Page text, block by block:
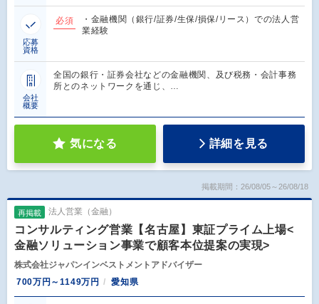
応募
資格
必須
・金融機関（銀行/証券/生保/損保/リース）での法人営
業経験
会社
概要
全国の銀行・証券会社などの金融機関、及び税務・会計事務
所とのネットワークを通じ、…
気になる 詳細を見る
掲載期間：26/08/05～26/08/18
再掲載 法人営業（金融）
コンサルティング営業【名古屋】東証プライム上場<
金融ソリューション事業で顧客本位提案の実現>
株式会社ジャパンインベストメントアドバイザー
700万円～1149万円
愛知県